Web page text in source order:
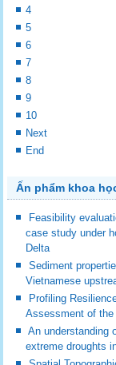
4
5
6
7
8
9
10
Next
End
Ấn phẩm khoa
Feasibility
case study under
Delta
Sediment
Vietnamese
Profiling
Assessment of the
An understanding
extreme droughts